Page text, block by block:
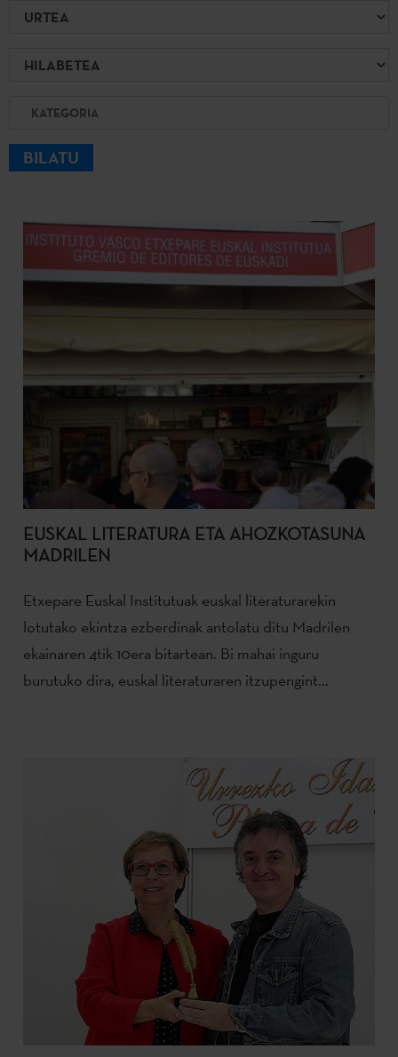
Urtea
Hilabetea
Kategoria
BILATU
EUSKAL LITERATURA ETA AHOZKOTASUNA
MADRILEN
Etxepare Euskal Institutuak euskal literaturarekin
lotutako ekintza ezberdinak antolatu ditu Madrilen
ekainaren 4tik 10era bitartean. Bi mahai inguru
burutuko dira, euskal literaturaren itzupengint...